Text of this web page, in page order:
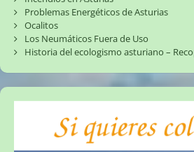
Problemas Energéticos de Asturias
Ocalitos
Los Neumáticos Fuera de Uso
Historia del ecologismo asturiano –